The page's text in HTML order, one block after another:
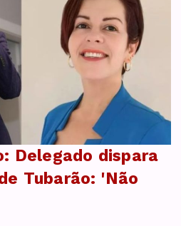
Delegado dispara
Tubarão: 'Não